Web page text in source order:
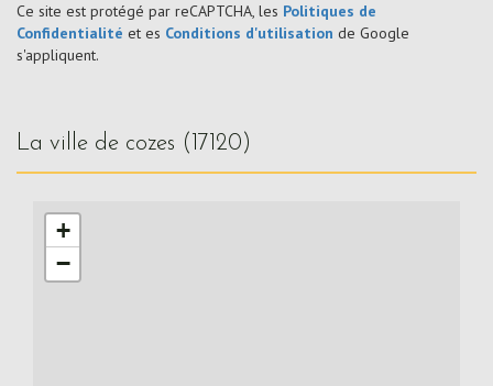
Ce site est protégé par reCAPTCHA, les Politiques de
Confidentialité et es Conditions d'utilisation de Google
s'appliquent.
la ville de cozes (17120)
+
−